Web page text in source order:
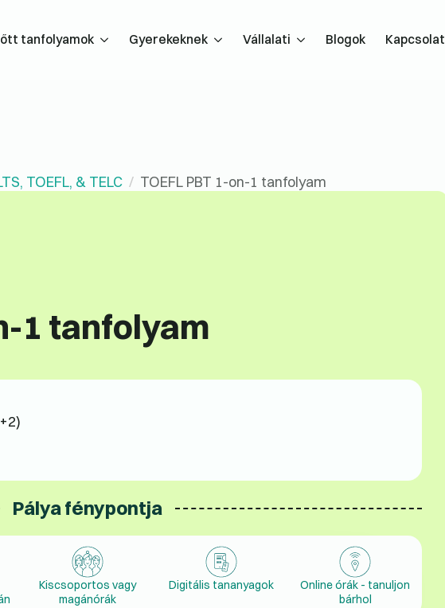
tanfolyamok Gyerekeknek Vállalati Blogok Kapcsolat
TOEFL, & TELC TOEFL PBT 1-on-1 tanfolyam
1 tanfolyam
Pálya fénypontja
Kiscsoportos vagy
magánórák
Digitális tananyagok
Online órák - tanuljon
bárhol